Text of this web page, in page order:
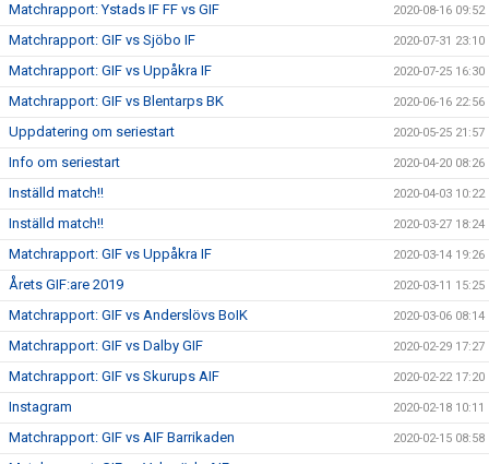
Matchrapport: Ystads IF FF vs GIF 2020-08-16 09:52
Matchrapport: GIF vs Sjöbo IF 2020-07-31 23:10
Matchrapport: GIF vs Uppåkra IF 2020-07-25 16:30
Matchrapport: GIF vs Blentarps BK 2020-06-16 22:56
Uppdatering om seriestart 2020-05-25 21:57
Info om seriestart 2020-04-20 08:26
Inställd match!! 2020-04-03 10:22
Inställd match!! 2020-03-27 18:24
Matchrapport: GIF vs Uppåkra IF 2020-03-14 19:26
Årets GIF:are 2019 2020-03-11 15:25
Matchrapport: GIF vs Anderslövs BoIK 2020-03-06 08:14
Matchrapport: GIF vs Dalby GIF 2020-02-29 17:27
Matchrapport: GIF vs Skurups AIF 2020-02-22 17:20
Instagram 2020-02-18 10:11
Matchrapport: GIF vs AIF Barrikaden 2020-02-15 08:58